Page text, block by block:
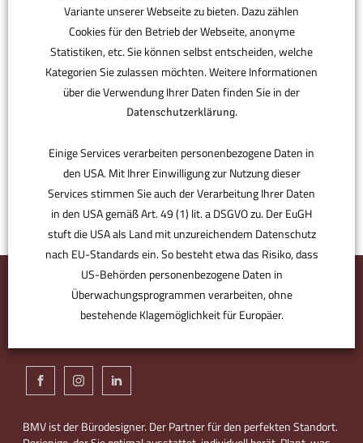
BMV ist der Bürodesigner. Der Partner für den perfekten Standort.
Variante unserer Webseite zu bieten. Dazu zählen
Cookies für den Betrieb der Webseite, anonyme
Statistiken, etc. Sie können selbst entscheiden, welche
Kategorien Sie zulassen möchten. Weitere Informationen
über die Verwendung Ihrer Daten finden Sie in der
Datenschutzerklärung.
Einige Services verarbeiten personenbezogene Daten in
den USA. Mit Ihrer Einwilligung zur Nutzung dieser
Services stimmen Sie auch der Verarbeitung Ihrer Daten
in den USA gemäß Art. 49 (1) lit. a DSGVO zu. Der EuGH
stuft die USA als Land mit unzureichendem Datenschutz
nach EU-Standards ein. So besteht etwa das Risiko, dass
US-Behörden personenbezogene Daten in
Überwachungsprogrammen verarbeiten, ohne
bestehende Klagemöglichkeit für Europäer.
ANPASSEN